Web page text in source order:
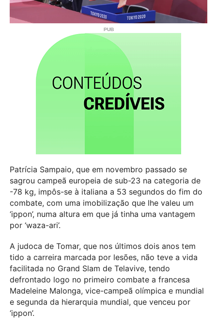
Patrícia Sampaio, que em novembro passado se
sagrou campeã europeia de sub-23 na categoria de
-78 kg, impôs-se à italiana a 53 segundos do fim do
combate, com uma imobilização que lhe valeu um
‘ippon’, numa altura em que já tinha uma vantagem
por ‘waza-ari’.
A judoca de Tomar, que nos últimos dois anos tem
tido a carreira marcada por lesões, não teve a vida
facilitada no Grand Slam de Telavive, tendo
defrontado logo no primeiro combate a francesa
Madeleine Malonga, vice-campeã olímpica e mundial
e segunda da hierarquia mundial, que venceu por
‘ippon’.